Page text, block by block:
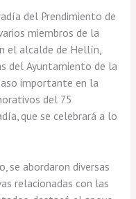
del Prendimiento de
miembros de la
el alcalde de Hellín,
del Ayuntamiento de la
importante en la
del 75
que se celebrará a lo
se abordaron diversas
relacionadas con las